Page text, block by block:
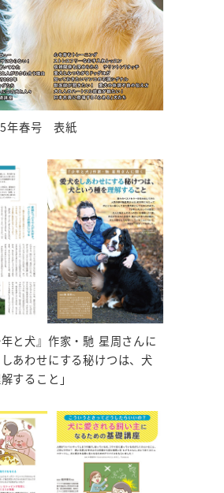
年春号 表紙
と犬』作家・馳 星周さんに
あわせにする秘けつは、犬
すること」